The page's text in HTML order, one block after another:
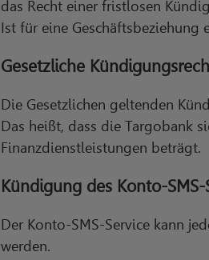
das Recht einer fristlosen
Ist für eine Geschäftsbeziehung
Gesetzliche
Die Gesetzlichen geltenden
Das heißt, dass die Targobank
Finanzdienstleistungen beträgt.
Kündigung des Konto-SMS-
Der Konto-SMS-Service kann
werden.